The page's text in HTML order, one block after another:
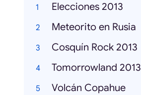
Elecciones 2013
Meteorito en Rusia
Cosquín Rock 2013
Tomorrowland 2013
Volcán Copahue